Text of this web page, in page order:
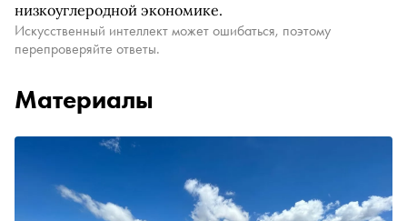
низкоуглеродной экономике.
Искусственный интеллект может ошибаться, поэтому
перепроверяйте ответы.
Материалы